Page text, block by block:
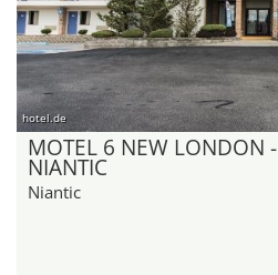
hotel.de
MOTEL 6 NEW LONDON -
NIANTIC
Niantic